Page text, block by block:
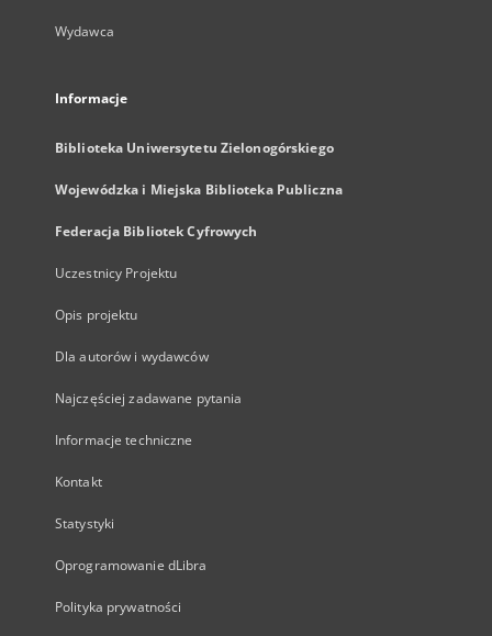
Wydawca
Informacje
Biblioteka Uniwersytetu Zielonogórskiego
Wojewódzka i Miejska Biblioteka Publiczna
Federacja Bibliotek Cyfrowych
Uczestnicy Projektu
Opis projektu
Dla autorów i wydawców
Najczęściej zadawane pytania
Informacje techniczne
Kontakt
Statystyki
Oprogramowanie dLibra
Polityka prywatności